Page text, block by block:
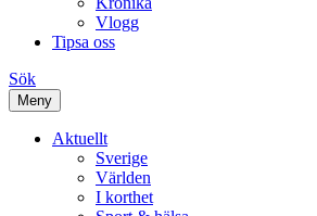
Vlogg
Tipsa oss
Sök
Meny
Aktuellt
Sverige
Världen
I korthet